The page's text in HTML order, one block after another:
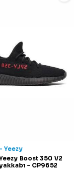
Yeezy
Boost 350 V2
- CP9652